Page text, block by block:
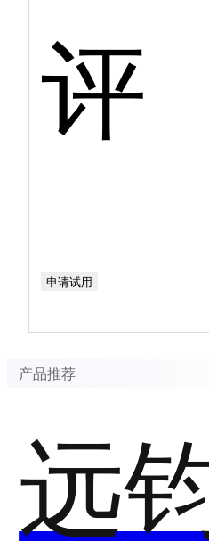
评
申请试用
产品推荐